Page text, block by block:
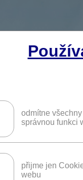
odmítne
správnou funkci
přijme jen
webu
a